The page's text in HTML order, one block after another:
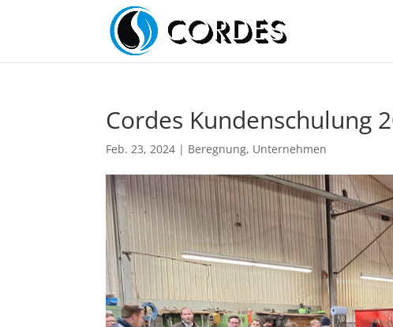
Cordes Kundenschulung
Feb. 23, 2024 | Beregnung, Unternehmen